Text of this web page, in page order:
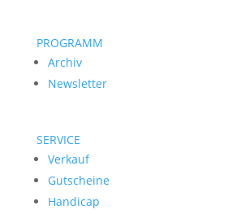
PROGRAMM
Archiv
Newsletter
SERVICE
Verkauf
Gutscheine
Handicap